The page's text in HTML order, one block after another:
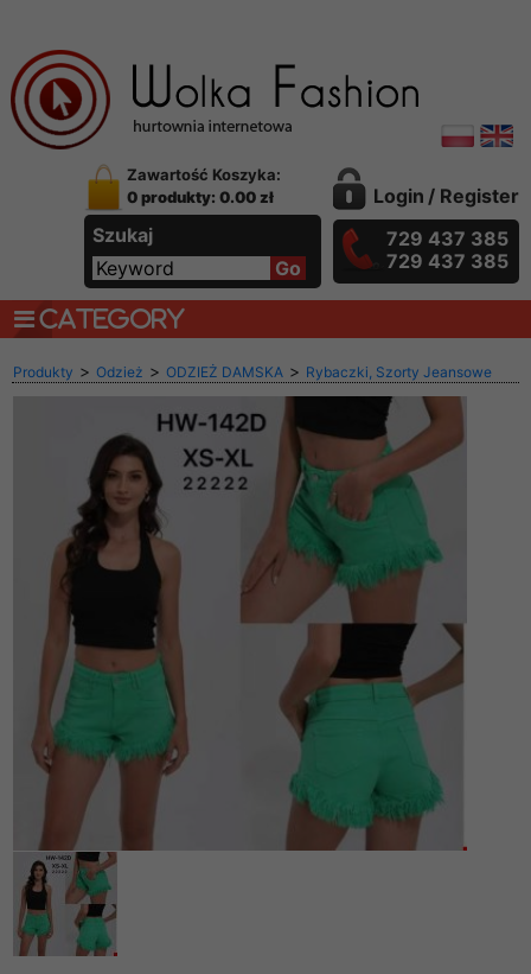
Zawartość Koszyka:
0 produkty: 0.00 zł
Szukaj
Login / Register
729 437 385
729 437 385
CATEGORY
Produkty > Odzież > ODZIEŻ DAMSKA > Rybaczki, Szorty Jeansowe